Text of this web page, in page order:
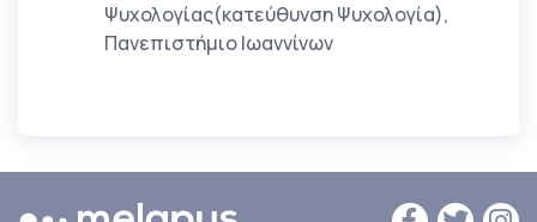
Ψυχολογίας(κατεύθυνση Ψυχολογία),
Πανεπιστήμιο Ιωαννίνων